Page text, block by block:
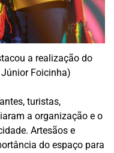
a realização do
Foicinha)
turistas,
a organização e o
Artesãos e
do espaço para